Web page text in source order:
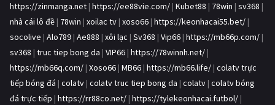
https://zinmanga.net | https://ee88vie.com/ | Kubet88 | 78win | sv368 |
nhà cái lô đề | 78win | xoilac tv | xoso66 | https://keonhacai55.bet/ |
socolive | Alo789 | Ae888 | xôi lạc | Sv368 | Vip66 | https://mb66p.com/ |
sv368 | truc tiep bong da | VIP66 | https://78winnh.net/ |
https://mb66q.com/ | Xoso66 | MB66 | https://mb66.life/ | colatv trực
tiếp bóng đá | colatv | colatv truc tiep bong da | colatv | colatv bóng
đá trực tiếp | https://rr88co.net/ | https://tylekeonhacai.futbol/ |